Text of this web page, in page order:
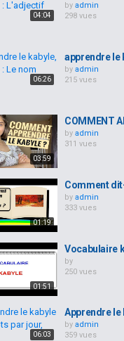
04:04
by admin
298 vues
06:26
apprendre le
by admin
215 vues
03:59
COMMENT
by admin
311 vues
01:19
Comment
by admin
333 vues
01:51
Vocabulaire
by
250 vues
06:03
Apprendre le
by admin
359 vues